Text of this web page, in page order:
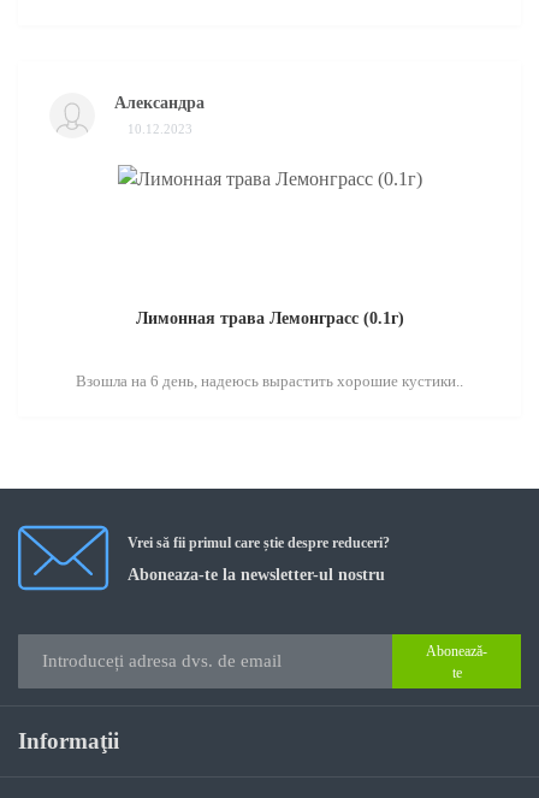
Александра
10.12.2023
Лимонная трава Лемонграсс (0.1г)
Взошла на 6 день, надеюсь вырастить хорошие кустики..
Vrei să fii primul care știe despre reduceri?
Aboneaza-te la newsletter-ul nostru
Abonează-
te
Informaţii